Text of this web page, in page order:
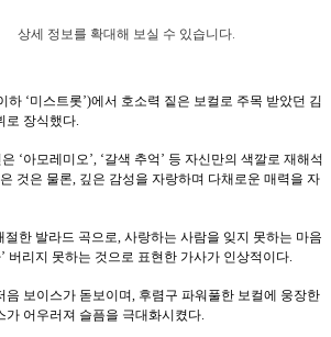
상세 정보를 확대해 보실 수 있습니다.
하 ‘미스트롯’)에서 호소력 짙은 보컬로 주목 받았던 김
로 장식했다.
‘아모레미오’, ‘갈색 추억’ 등 자신만의 색깔로 재해석
것은 물론, 깊은 감성을 자랑하며 다채로운 매력을 자
절한 발라드 곡으로, 사랑하는 사람을 잊지 못하는 마음
버리지 못하는 것으로 표현한 가사가 인상적이다.
음 보이스가 돋보이며, 후렴구 파워풀한 보컬에 웅장한
가 어우러져 슬픔을 극대화시켰다.